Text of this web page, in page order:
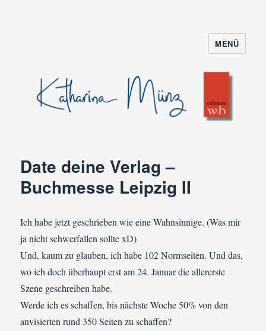
MENÜ
Date deine Verlag –
Buchmesse Leipzig II
Ich habe jetzt geschrieben wie eine Wahnsinnige. (Was mir
ja nicht schwerfallen sollte xD)
Und, kaum zu glauben, ich habe 102 Normseiten. Und das,
wo ich doch überhaupt erst am 24. Januar die allererste
Szene geschreiben habe.
Werde ich es schaffen, bis nächste Woche 50% von den
anvisierten rund 350 Seiten zu schaffen?